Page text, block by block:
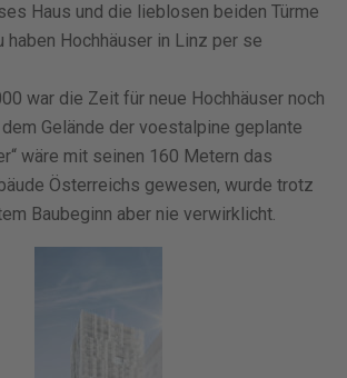
Haus und die lieblosen beiden Türme
haben Hochhäuser in Linz per se
war die Zeit für neue Hochhäuser noch
Gelände der voestalpine geplante
wäre mit seinen 160 Metern das
Österreichs gewesen, wurde trotz
Baubeginn aber nie verwirklicht.